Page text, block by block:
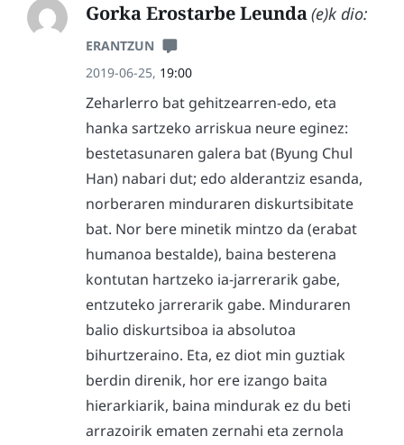
Gorka Erostarbe Leunda(e)k dio:
ERANTZUN
2019-06-25, 19:00
Zeharlerro bat gehitzearren-edo, eta
hanka sartzeko arriskua neure eginez:
bestetasunaren galera bat (Byung Chul
Han) nabari dut; edo alderantziz esanda,
norberaren minduraren diskurtsibitate
bat. Nor bere minetik mintzo da (erabat
humanoa bestalde), baina besterena
kontutan hartzeko ia-jarrerarik gabe,
entzuteko jarrerarik gabe. Minduraren
balio diskurtsiboa ia absolutoa
bihurtzeraino. Eta, ez diot min guztiak
berdin direnik, hor ere izango baita
hierarkiarik, baina mindurak ez du beti
arrazoirik ematen zernahi eta zernola